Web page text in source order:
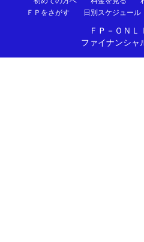
ＦＰをさがす
日別スケジュール
ＦＰ－ＯＮ
ファイナンシャ